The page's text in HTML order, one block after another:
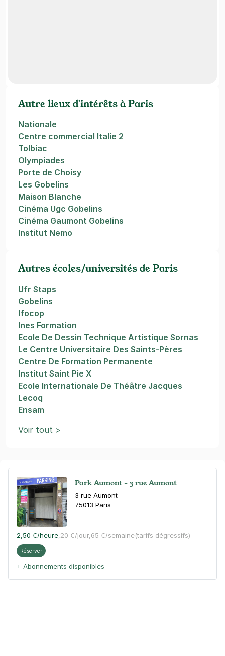
Park Aumont - 3 rue Aumont
3 rue Aumont
75013 Paris
2,50 €/heure,20 €/jour,65 €/semaine(tarifs dégressifs)
Réserver
+ Abonnements disponibles
Autre lieux d'intérêts à Paris
Nationale
Centre commercial Italie 2
Tolbiac
Olympiades
Porte de Choisy
Les Gobelins
Maison Blanche
Cinéma Ugc Gobelins
Cinéma Gaumont Gobelins
Institut Nemo
Autres écoles/universités de Paris
Ufr Staps
Gobelins
Ifocop
Ines Formation
Ecole De Dessin Technique Artistique Sornas
Le Centre Universitaire Des Saints-Pères
Centre De Formation Permanente
Institut Saint Pie X
Ecole Internationale De Théâtre Jacques
Lecoq
Ensam
Voir tout >